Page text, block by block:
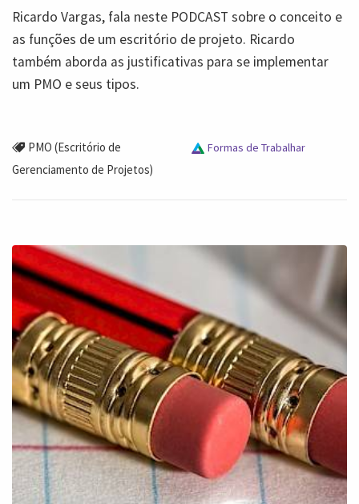
Ricardo Vargas, fala neste PODCAST sobre o conceito e
as funções de um escritório de projeto. Ricardo
também aborda as justificativas para se implementar
um PMO e seus tipos.
PMO (Escritório de
Gerenciamento de Projetos)
Formas de Trabalhar